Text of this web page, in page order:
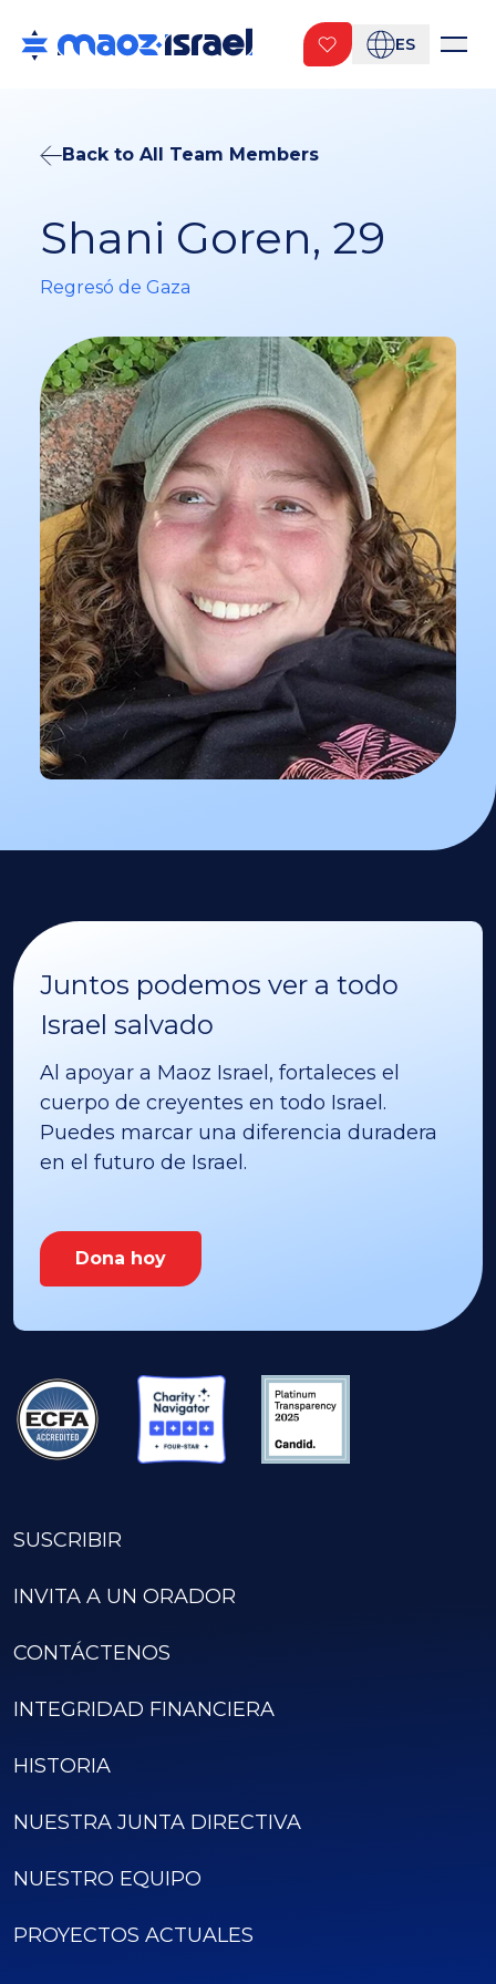
ES
Back to All Team Members
Shani Goren, 29
Regresó de Gaza
Juntos podemos ver a todo
Israel salvado
Al apoyar a Maoz Israel, fortaleces el
cuerpo de creyentes en todo Israel.
Puedes marcar una diferencia duradera
en el futuro de Israel.
Dona hoy
SUSCRIBIR
INVITA A UN ORADOR
CONTÁCTENOS
INTEGRIDAD FINANCIERA
HISTORIA
NUESTRA JUNTA DIRECTIVA
NUESTRO EQUIPO
PROYECTOS ACTUALES